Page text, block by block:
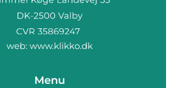
web: www.klikko.dk
Menu